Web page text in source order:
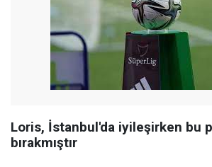
Loris, İstanbul'da iyileşirken bu
bırakmıştır